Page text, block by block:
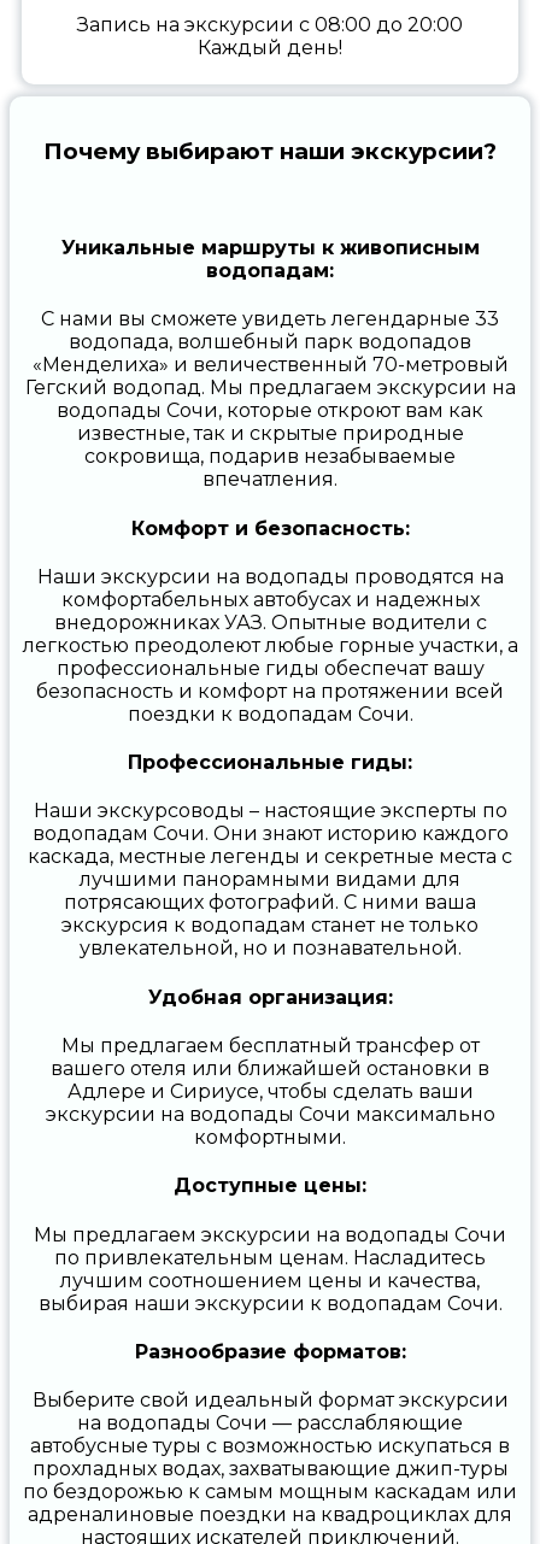
Запись на экскурсии с 08:00 до 20:00
Каждый день!
Почему выбирают наши экскурсии?
Уникальные маршруты к живописным
водопадам:
С нами вы сможете увидеть легендарные 33
водопада, волшебный парк водопадов
«Менделиха» и величественный 70-метровый
Гегский водопад. Мы предлагаем экскурсии на
водопады Сочи, которые откроют вам как
известные, так и скрытые природные
сокровища, подарив незабываемые
впечатления.
Комфорт и безопасность:
Наши экскурсии на водопады проводятся на
комфортабельных автобусах и надежных
внедорожниках УАЗ. Опытные водители с
легкостью преодолеют любые горные участки, а
профессиональные гиды обеспечат вашу
безопасность и комфорт на протяжении всей
поездки к водопадам Сочи.
Профессиональные гиды:
Наши экскурсоводы – настоящие эксперты по
водопадам Сочи. Они знают историю каждого
каскада, местные легенды и секретные места с
лучшими панорамными видами для
потрясающих фотографий. С ними ваша
экскурсия к водопадам станет не только
увлекательной, но и познавательной.
Удобная организация:
Мы предлагаем бесплатный трансфер от
вашего отеля или ближайшей остановки в
Адлере и Сириусе, чтобы сделать ваши
экскурсии на водопады Сочи максимально
комфортными.
Доступные цены:
Мы предлагаем экскурсии на водопады Сочи
по привлекательным ценам. Насладитесь
лучшим соотношением цены и качества,
выбирая наши экскурсии к водопадам Сочи.
Разнообразие форматов:
Выберите свой идеальный формат экскурсии
на водопады Сочи — расслабляющие
автобусные туры с возможностью искупаться в
прохладных водах, захватывающие джип-туры
по бездорожью к самым мощным каскадам или
адреналиновые поездки на квадроциклах для
настоящих искателей приключений.